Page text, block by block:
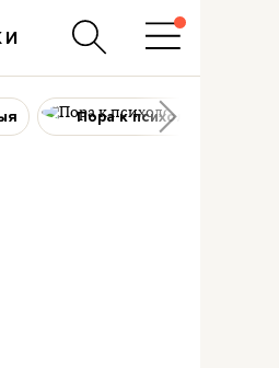
Пора к психологу